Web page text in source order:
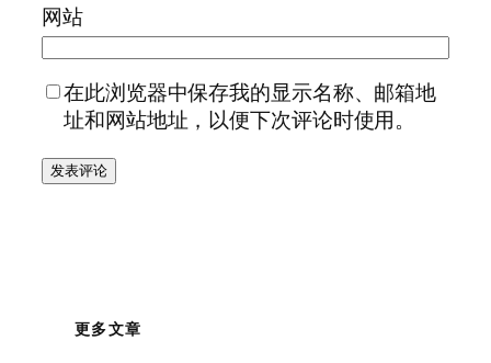
网站
在此浏览器中保存我的显示名称、邮箱地
址和网站地址，以便下次评论时使用。
更多文章